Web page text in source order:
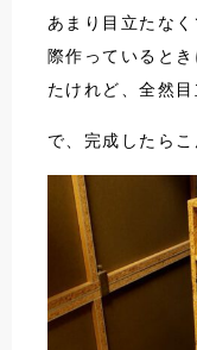
あまり目立たな
際作っていると
たけれど、全然目
で、完成したらこ